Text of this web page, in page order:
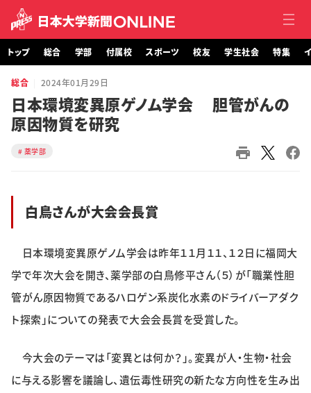
トップ
総合
学部・大学院
校友
学生社会
特集・企画
イベント
トップ 総合 学部 付属校 スポーツ 校友 学生社会 特集
総合 2024年01月29日
日本環境変異原ゲノム学会 胆管がんの
原因物質を研究
薬学部
白鳥さんが大会会長賞
日本環境変異原ゲノム学会は昨年１１月１１、１２日に福岡大
学で年次大会を開き、薬学部の白鳥修平さん（５）が「職業性胆
管がん原因物質であるハロゲン系炭化水素のドライバーアダク
ト探索」についての発表で大会会長賞を受賞した。
今大会のテーマは「変異とは何か？」。変異が人・生物・社会
に与える影響を議論し、遺伝毒性研究の新たな方向性を生み出